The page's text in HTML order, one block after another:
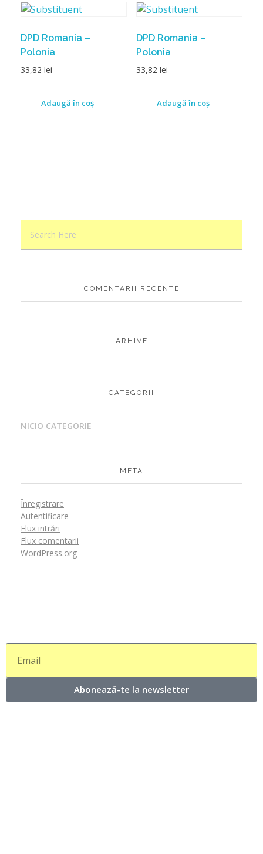
DPD Romania –
Polonia
33,82 lei
Adaugă în coș
DPD Romania –
Polonia
33,82 lei
Adaugă în coș
COMENTARII RECENTE
ARHIVE
CATEGORII
NICIO CATEGORIE
META
Înregistrare
Autentificare
Flux intrări
Flux comentarii
WordPress.org
Abonează-te la newsletter